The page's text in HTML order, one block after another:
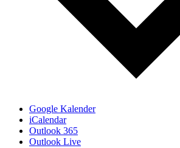
Google Kalender
iCalendar
Outlook 365
Outlook Live